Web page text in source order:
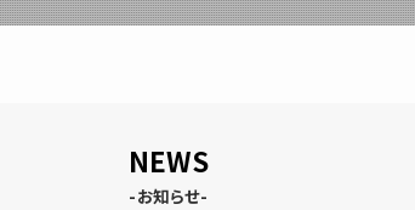
NEWS
-お知らせ-